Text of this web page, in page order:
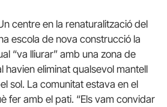
centre en la renaturalització del
escola de nova construcció la
“va lliurar” amb una zona de
havien eliminat qualsevol mantell
sol. La comunitat estava en el
fer amb el pati. “Els vam convidar